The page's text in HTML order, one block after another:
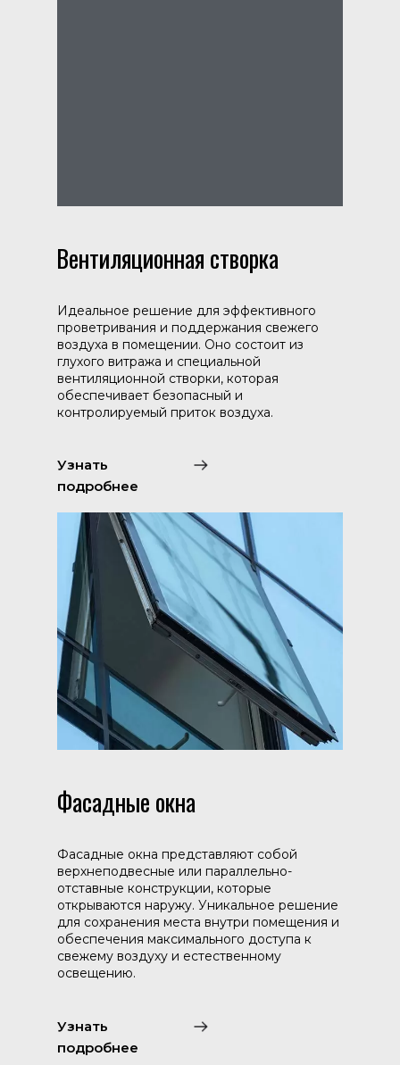
Узнать
подробнее
Узнать
подробнее
Фасадные окна представляют собой
верхнеподвесные или параллельно-
отставные конструкции, которые
открываются наружу. Уникальное решение
для сохранения места внутри помещения и
обеспечения максимального доступа к
свежему воздуху и естественному
освещению.
Фасадные окна
Идеальное решение для эффективного
проветривания и поддержания свежего
воздуха в помещении. Оно состоит из
глухого витража и специальной
вентиляционной створки, которая
обеспечивает безопасный и
контролируемый приток воздуха.
Вентиляционная створка